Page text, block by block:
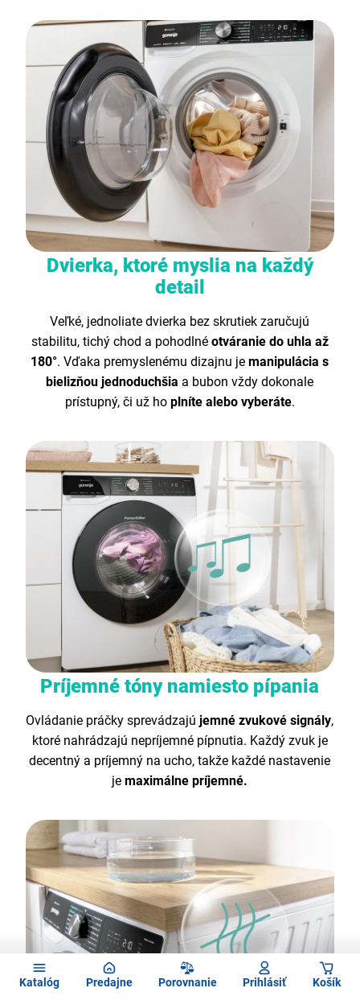
Katalóg Predajne Porovnanie Prihlásiť Košík
Dvierka, ktoré myslia na každý
detail
Veľké, jednoliate dvierka bez skrutiek zaručujú
stabilitu, tichý chod a pohodlné otváranie do uhla až
180°. Vďaka premyslenému dizajnu jemanipulácia s
bielizňou jednoduchšia a bubon vždy dokonale
prístupný, či už ho plníte alebo vyberáte.
Príjemné tóny namiesto pípania
Ovládanie práčky sprevádzajú jemné zvukové signály,
ktoré nahrádzajú nepríjemné pípnutia. Každý zvuk je
decentný a príjemný na ucho, takže každé nastavenie
je maximálne príjemné.